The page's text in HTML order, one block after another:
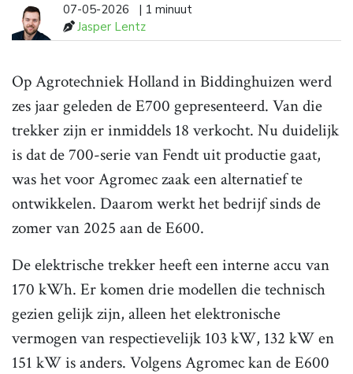
07-05-2026
| 1 minuut
Jasper Lentz
Op Agrotechniek Holland in Biddinghuizen werd
zes jaar geleden de E700 gepresenteerd. Van die
trekker zijn er inmiddels 18 verkocht. Nu duidelijk
is dat de 700-serie van Fendt uit productie gaat,
was het voor Agromec zaak een alternatief te
ontwikkelen. Daarom werkt het bedrijf sinds de
zomer van 2025 aan de E600.
De elektrische trekker heeft een interne accu van
170 kWh. Er komen drie modellen die technisch
gezien gelijk zijn, alleen het elektronische
vermogen van respectievelijk 103 kW, 132 kW en
151 kW is anders. Volgens Agromec kan de E600